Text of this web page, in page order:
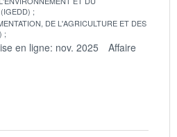
DE L'AGRICULTURE ET DES
en ligne: nov. 2025
Affaire